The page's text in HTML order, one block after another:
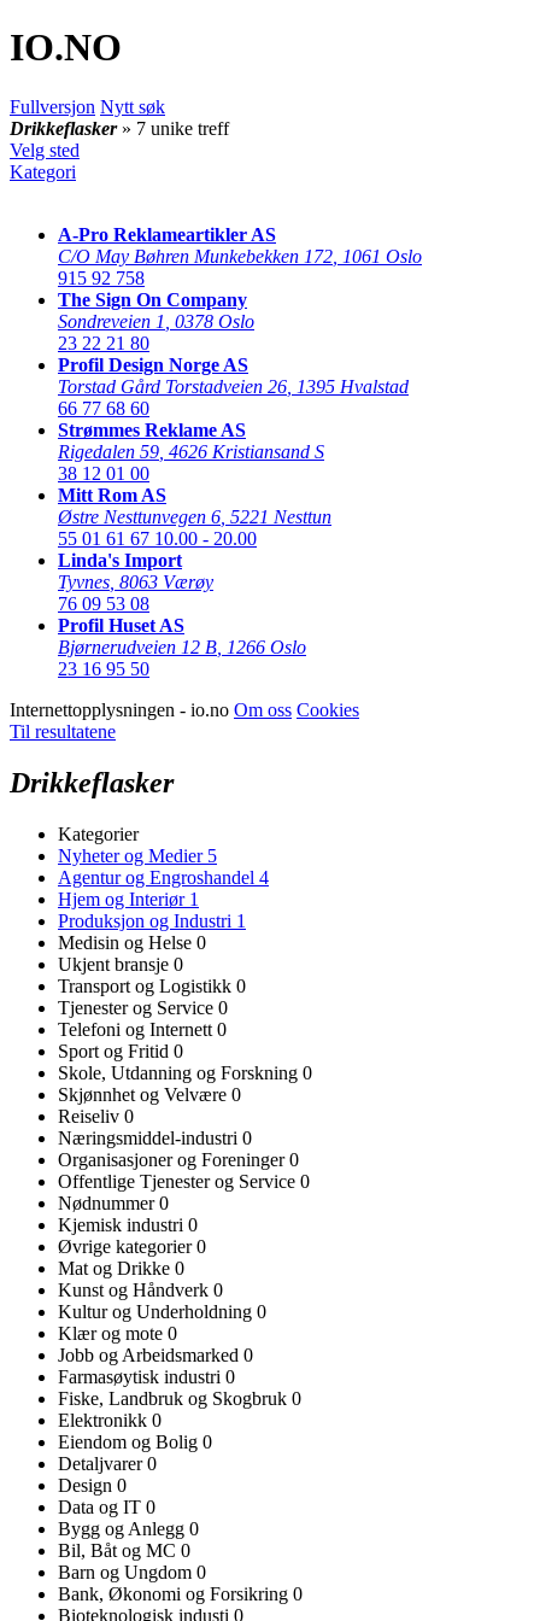
IO.NO
Fullversjon Nytt søk
Drikkeflasker » 7 unike treff
Velg sted
Kategori
A-Pro Reklameartikler AS
C/O May Bøhren Munkebekken 172 1061 Oslo
915 92 758
The Sign On Company
Sondreveien 1 0378 Oslo
23 22 21 80
Profil Design Norge AS
Torstad Gård Torstadveien 26 1395 Hvalstad
66 77 68 60
Strømmes Reklame AS
Rigedalen 59 4626 Kristiansand S
38 12 01 00
Mitt Rom AS
Østre Nesttunvegen 6 5221 Nesttun
55 01 61 67 10.00 - 20.00
Linda's Import
Tyvnes 8063 Værøy
76 09 53 08
Profil Huset AS
Bjørnerudveien 12 B 1266 Oslo
23 16 95 50
Internettopplysningen - io.no Om oss Cookies
Til resultatene
Drikkeflasker
Kategorier
Nyheter og Medier 5
Agentur og Engroshandel 4
Hjem og Interiør 1
Produksjon og Industri 1
Medisin og Helse 0
Ukjent bransje 0
Transport og Logistikk 0
Tjenester og Service 0
Telefoni og Internett 0
Sport og Fritid 0
Skole, Utdanning og Forskning 0
Skjønnhet og Velvære 0
Reiseliv 0
Næringsmiddel-industri 0
Organisasjoner og Foreninger0
Offentlige Tjenester og Service 0
Nødnummer0
Kjemisk industri 0
Øvrige kategorier0
Mat og Drikke 0
Kunst og Håndverk 0
Kultur og Underholdning 0
Klær og mote 0
Jobb og Arbeidsmarked 0
Farmasøytisk industri 0
Fiske, Landbruk og Skogbruk 0
Elektronikk 0
Eiendom og Bolig 0
Detaljvarer0
Design 0
Data og IT 0
Bygg og Anlegg 0
Bil, Båt og MC 0
Barn og Ungdom 0
Bank, Økonomi og Forsikring 0
Bioteknologisk industi 0